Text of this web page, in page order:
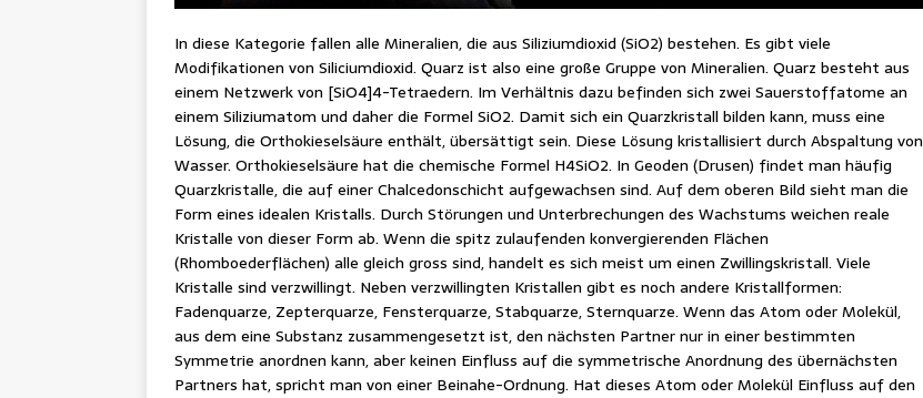
In diese Kategorie fallen alle Mineralien, die aus Siliziumdioxid (SiO2) bestehen. Es gibt viele
Modifikationen von Siliciumdioxid. Quarz ist also eine große Gruppe von Mineralien. Quarz besteht aus
einem Netzwerk von [SiO4]4-Tetraedern. Im Verhältnis dazu befinden sich zwei Sauerstoffatome an
einem Siliziumatom und daher die Formel SiO2. Damit sich ein Quarzkristall bilden kann, muss eine
Lösung, die Orthokieselsäure enthält, übersättigt sein. Diese Lösung kristallisiert durch Abspaltung von
Wasser. Orthokieselsäure hat die chemische Formel H4SiO2. In Geoden (Drusen) findet man häufig
Quarzkristalle, die auf einer Chalcedonschicht aufgewachsen sind. Auf dem oberen Bild sieht man die
Form eines idealen Kristalls. Durch Störungen und Unterbrechungen des Wachstums weichen reale
Kristalle von dieser Form ab. Wenn die spitz zulaufenden konvergierenden Flächen
(Rhomboederflächen) alle gleich gross sind, handelt es sich meist um einen Zwillingskristall. Viele
Kristalle sind verzwillingt. Neben verzwillingten Kristallen gibt es noch andere Kristallformen:
Fadenquarze, Zepterquarze, Fensterquarze, Stabquarze, Sternquarze. Wenn das Atom oder Molekül,
aus dem eine Substanz zusammengesetzt ist, den nächsten Partner nur in einer bestimmten
Symmetrie anordnen kann, aber keinen Einfluss auf die symmetrische Anordnung des übernächsten
Partners hat, spricht man von einer Beinahe-Ordnung. Hat dieses Atom oder Molekül Einfluss auf den